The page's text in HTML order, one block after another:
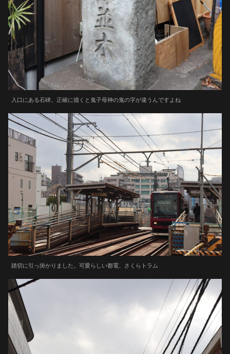
入口にある石碑。正確に描くと鬼子母神の鬼の字が違うんですよね
踏切に引っ掛かりました。可愛らしい都電、さくらトラム